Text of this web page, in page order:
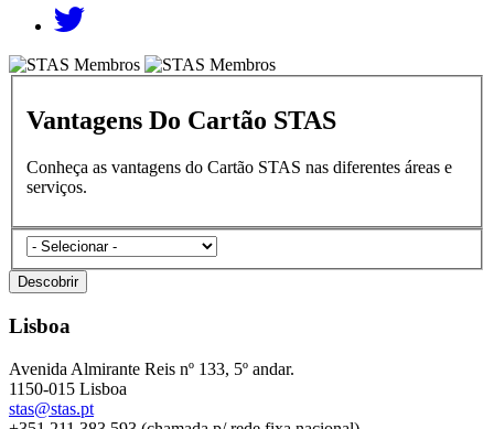
Vantagens Do Cartão STAS
Conheça as vantagens do Cartão STAS nas diferentes áreas e
serviços.
categories
Descobrir
Lisboa
Avenida Almirante Reis nº 133, 5º andar.
1150-015 Lisboa
stas@stas.pt